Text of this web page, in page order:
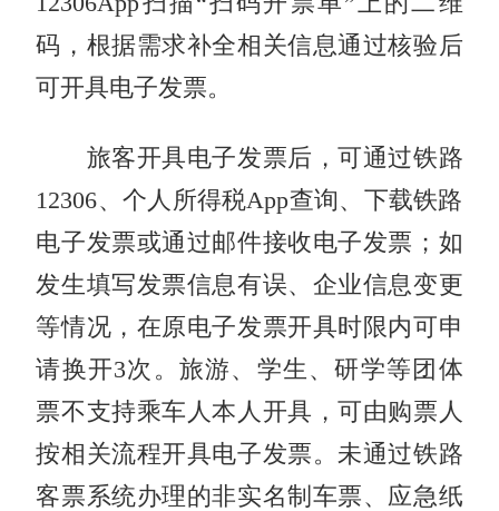
码，根据需求补全相关信息通过核验后
可开具电子发票。
旅客开具电子发票后，可通过铁路
12306、个人所得税App查询、下载铁路
电子发票或通过邮件接收电子发票；如
发生填写发票信息有误、企业信息变更
等情况，在原电子发票开具时限内可申
请换开3次。旅游、学生、研学等团体
票不支持乘车人本人开具，可由购票人
按相关流程开具电子发票。未通过铁路
客票系统办理的非实名制车票、应急纸